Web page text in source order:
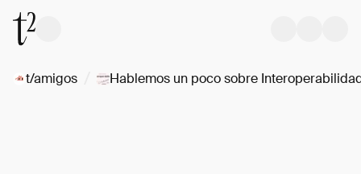
t/amigos Hablemos un poco sobre